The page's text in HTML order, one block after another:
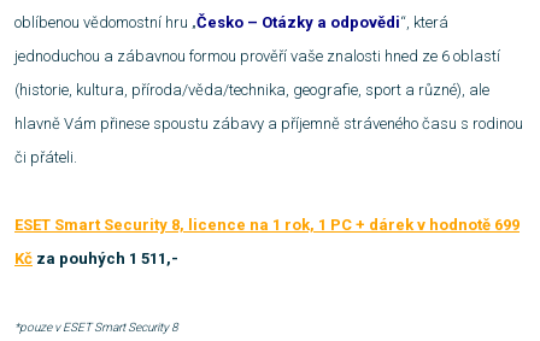
oblíbenou vědomostní hru „Česko – Otázky a odpovědi“, která
jednoduchou a zábavnou formou prověří vaše znalosti hned ze 6 oblastí
(historie, kultura, příroda/věda/technika, geografie, sport a různé), ale
hlavně Vám přinese spoustu zábavy a příjemně stráveného času s rodinou
či přáteli.
ESET Smart Security 8, licence na 1 rok, 1 PC + dárek v hodnotě 699
Kč za pouhých 1 511,-
*pouze v ESET Smart Security 8